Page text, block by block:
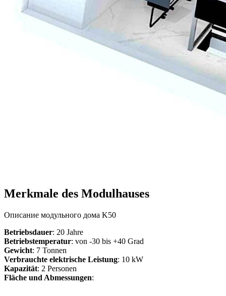
Merkmale des Modulhauses
Описание модульного дома K50
Betriebsdauer: 20 Jahre
Betriebstemperatur: von -30 bis +40 Grad
Gewicht: 7 Tonnen
Verbrauchte elektrische Leistung: 10 kW
Kapazität: 2 Personen
Fläche und Abmessungen: